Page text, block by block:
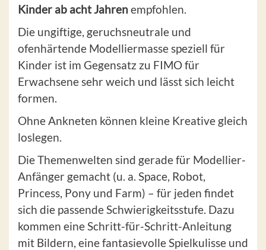
Kinder ab acht Jahrenempfohlen.
Die ungiftige, geruchsneutrale und
ofenhärtende Modelliermasse speziell für
Kinder ist im Gegensatz zu FIMO für
Erwachsene sehr weich und lässt sich leicht
formen.
Ohne Ankneten können kleine Kreative gleich
loslegen.
Die Themenwelten sind gerade für Modellier-
Anfänger gemacht (u. a. Space, Robot,
Princess, Pony und Farm) – für jeden findet
sich die passende Schwierigkeitsstufe. Dazu
kommen eine Schritt-für-Schritt-Anleitung
mit Bildern, eine fantasievolle Spielkulisse und